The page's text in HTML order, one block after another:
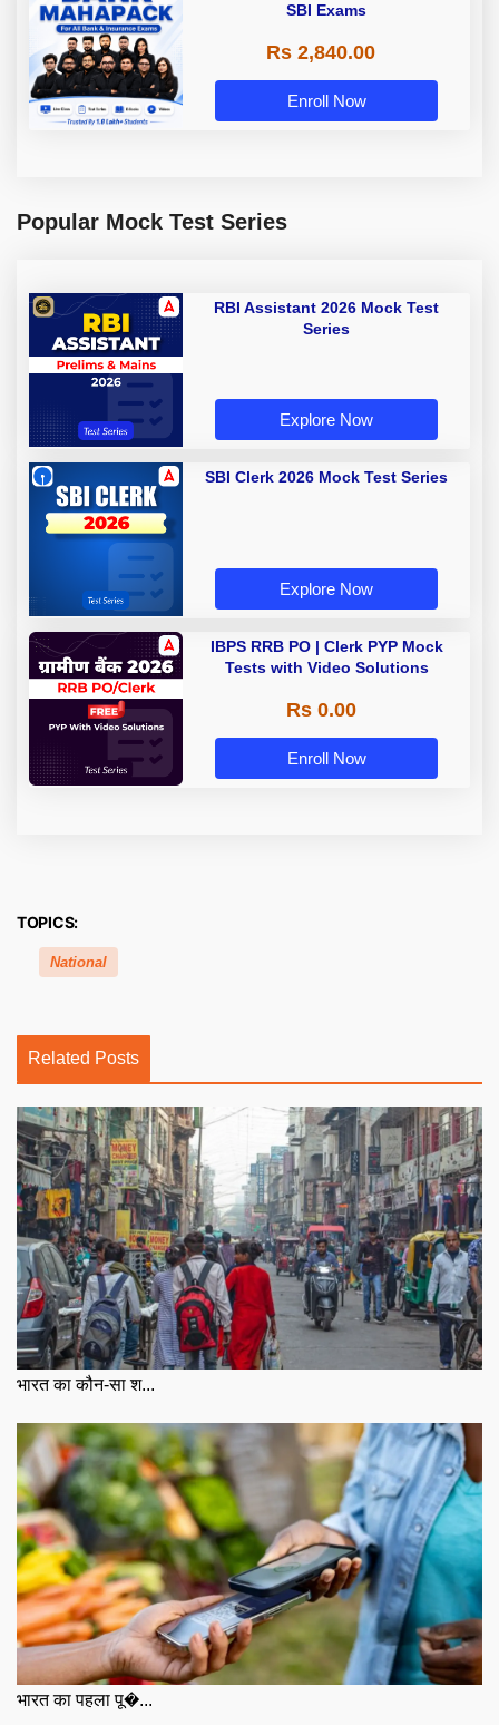
SBI Exams
Rs 2,840.00
Enroll Now
Popular Mock Test Series
RBI Assistant 2026 Mock Test
Series
Explore Now
SBI Clerk 2026 Mock Test Series
Explore Now
IBPS RRB PO | Clerk PYP Mock
Tests with Video Solutions
Rs 0.00
Enroll Now
TOPICS:
National
Related Posts
भारत का कौन-सा श...
भारत का पहला पू�...